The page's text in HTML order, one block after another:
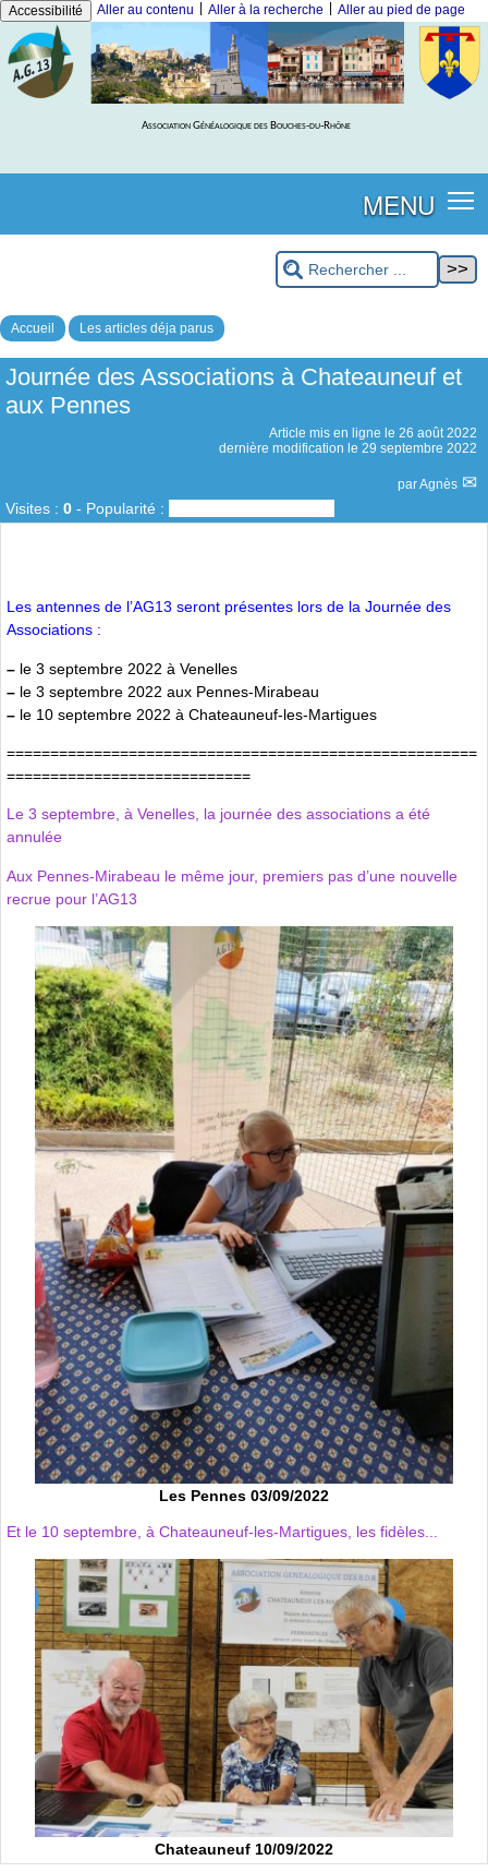
Accessibilité Aller au contenu Aller à la recherche Aller au pied de page
Association Généalogique des Bouches-du-Rhône
MENU
Accueil Les articles déja parus
Journée des Associations à Chateauneuf et
aux Pennes
Article mis en ligne le 26 août 2022
dernière modification le 29 septembre 2022
parAgnès
Visites : 0 - Popularité :
Les antennes de l’AG13 seront présentes lors de la Journée des
Associations :
– le 3 septembre 2022 à Venelles
– le 3 septembre 2022 aux Pennes-Mirabeau
– le 10 septembre 2022 à Chateauneuf-les-Martigues
======================================================
============================
Le 3 septembre, à Venelles, la journée des associations a été
annulée
Aux Pennes-Mirabeau le même jour, premiers pas d’une nouvelle
recrue pour l’AG13
Les Pennes 03/09/2022
Et le 10 septembre, à Chateauneuf-les-Martigues, les fidèles...
Chateauneuf 10/09/2022